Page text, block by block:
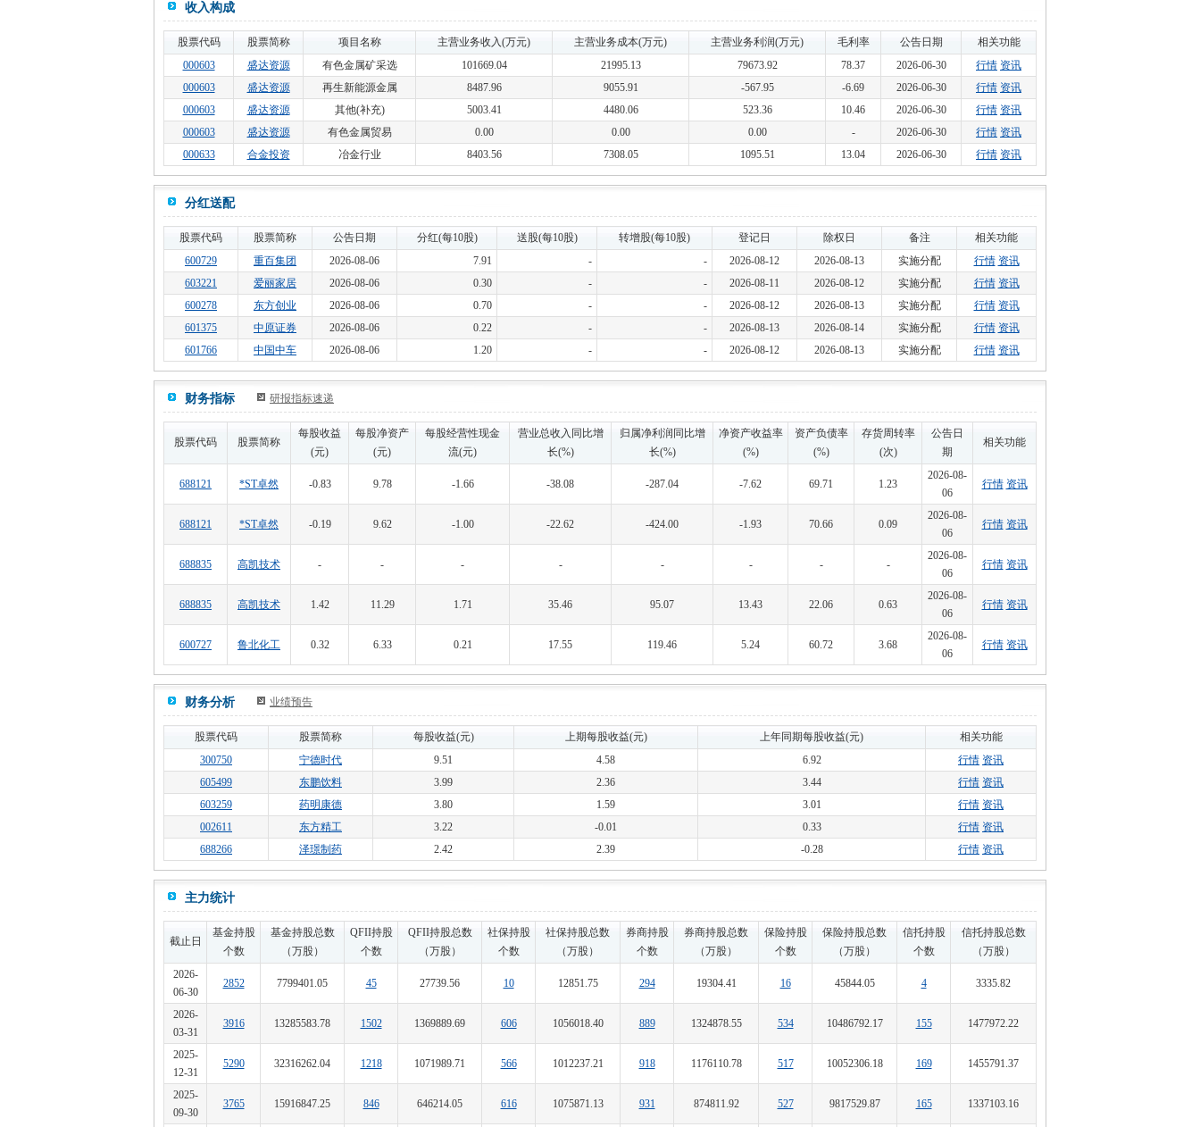
收入构成
股票代码 股票简称 项目名称 主营业务收入(万元) 主营业务成本(万元) 主营业务利润(万元) 毛利率 公告日期
相关功能
000603
盛达资源 有色金属矿采选 101669.04 21995.13 79673.92 78.37 2026-06-30 行情 资讯
000603
盛达资源 再生新能源金属 8487.96 9055.91 -567.95 -6.69 2026-06-30 行情 资讯
000603
盛达资源 其他(补充) 5003.41 4480.06 523.36 10.46 2026-06-30 行情 资讯
000603
盛达资源 有色金属贸易 0.00 0.00 0.00 - 2026-06-30 行情 资讯
000633
合金投资 冶金行业 8403.56 7308.05 1095.51 13.04 2026-06-30 行情 资讯
分红送配
股票代码 股票简称 公告日期 分红(每10股) 送股(每10股) 转增股(每10股) 登记日 除权日 备注
相关功能
600729
重百集团 2026-08-06 7.91 - - 2026-08-12 2026-08-13 实施分配 行情 资讯
603221
爱丽家居 2026-08-06 0.30 - - 2026-08-11 2026-08-12 实施分配 行情 资讯
600278
东方创业 2026-08-06 0.70 - - 2026-08-12 2026-08-13 实施分配 行情 资讯
601375
中原证券 2026-08-06 0.22 - - 2026-08-13 2026-08-14 实施分配 行情 资讯
601766
中国中车 2026-08-06 1.20 - - 2026-08-12 2026-08-13 实施分配 行情 资讯
财务指标 研报指标速递
股票代码 股票简称
每股收益
(元)
每股净资产
(元)
每股经营性现金
流(元)
营业总收入同比增
长(%)
归属净利润同比增
长(%)
净资产收益率
(%)
资产负债率
(%)
存货周转率
(次)
公告日
期
相关功能
688121 *ST卓然 -0.83 9.78 -1.66 -38.08 -287.04 -7.62 69.71 1.23
2026-08-
06
行情 资讯
688121 *ST卓然 -0.19 9.62 -1.00 -22.62 -424.00 -1.93 70.66 0.09
2026-08-
06
行情 资讯
688835 高凯技术 - - - - - - - -
2026-08-
06
行情 资讯
688835 高凯技术 1.42 11.29 1.71 35.46 95.07 13.43 22.06 0.63
2026-08-
06
行情 资讯
600727 鲁北化工 0.32 6.33 0.21 17.55 119.46 5.24 60.72 3.68
2026-08-
06
行情 资讯
财务分析 业绩预告
股票代码 股票简称 每股收益(元) 上期每股收益(元) 上年同期每股收益(元)
相关功能
300750
宁德时代 9.51 4.58 6.92 行情 资讯
605499
东鹏饮料 3.99 2.36 3.44 行情 资讯
603259
药明康德 3.80 1.59 3.01 行情 资讯
002611
东方精工 3.22 -0.01 0.33 行情 资讯
688266
泽璟制药 2.42 2.39 -0.28 行情 资讯
主力统计
截止日
基金持股
个数
基金持股总数
（万股）
QFII持股
个数
QFII持股总数
（万股）
社保持股
个数
社保持股总数
（万股）
券商持股
个数
券商持股总数
（万股）
保险持股
个数
保险持股总数
（万股）
信托持股
个数
信托持股总数
（万股）
2026-
06-30
2852 7799401.05 45 27739.56 10 12851.75 294 19304.41 16 45844.05 4 3335.82
2026-
03-31
3916 13285583.78 1502 1369889.69 606 1056018.40 889 1324878.55 534 10486792.17 155 1477972.22
2025-
12-31
5290 32316262.04 1218 1071989.71 566 1012237.21 918 1176110.78 517 10052306.18 169 1455791.37
2025-
09-30
3765 15916847.25 846 646214.05 616 1075871.13 931 874811.92 527 9817529.87 165 1337103.16